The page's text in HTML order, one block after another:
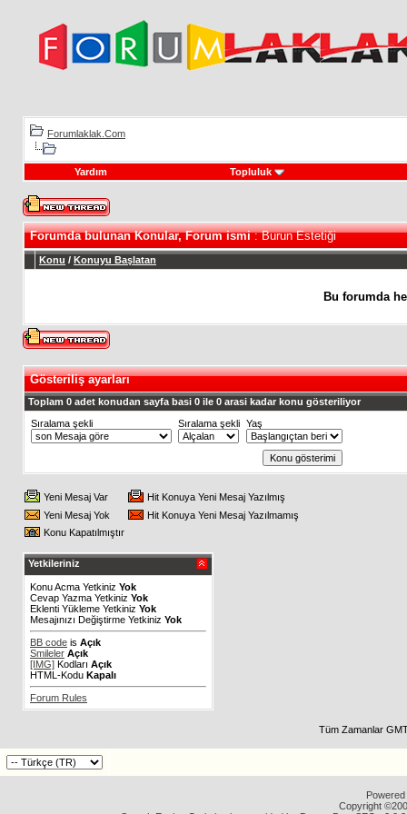
Forumlaklak.Com
Yardım Topluluk
Forumda bulunan Konular, Forum ismi: Burun Estetiği
Konu / Konuyu Başlatan
Bu forumda
Gösteriliş ayarları
Toplam 0 adet konudan sayfa basi 0 ile 0 arasi kadar konu gösteriliyor
Sıralama şekli
Sıralama şekli Yaş
Yeni Mesaj Var
Hit Konuya Yeni Mesaj Yazılmış
Yeni Mesaj Yok
Hit Konuya Yeni Mesaj Yazılmamış
Konu Kapatılmıştır
Yetkileriniz
Konu Acma Yetkiniz Yok
Cevap Yazma Yetkiniz Yok
Eklenti Yükleme Yetkiniz Yok
Mesajınızı Değiştirme Yetkiniz Yok
BB code is Açık
Smileler Açık
[IMG] Kodları Açık
HTML-Kodu Kapalı
Forum Rules
Tüm Zamanlar
Copyright